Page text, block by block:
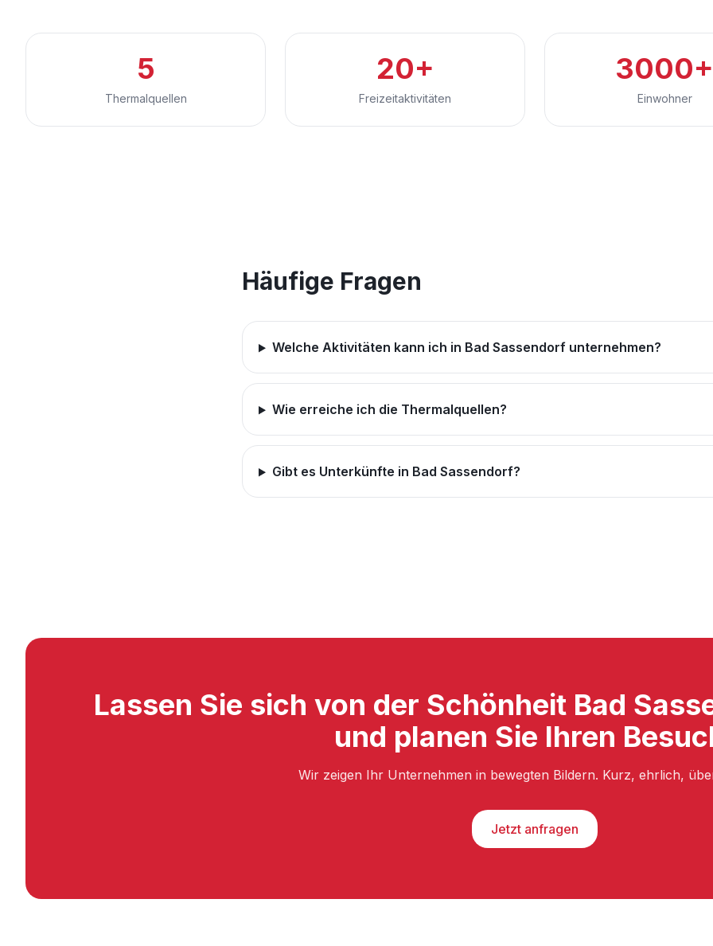
5
Thermalquellen
20+
Freizeitaktivitäten
3000+
Einwohner
Häufige Fragen
Welche Aktivitäten kann ich in Bad Sassendorf unternehmen?
Wie erreiche ich die Thermalquellen?
Gibt es Unterkünfte in Bad Sassendorf?
Lassen Sie sich von der Schönheit Bad
und planen Sie Ihren
Wir zeigen Ihr Unternehmen in bewegten Bildern. Kurz, ehrlich,
Jetzt anfragen